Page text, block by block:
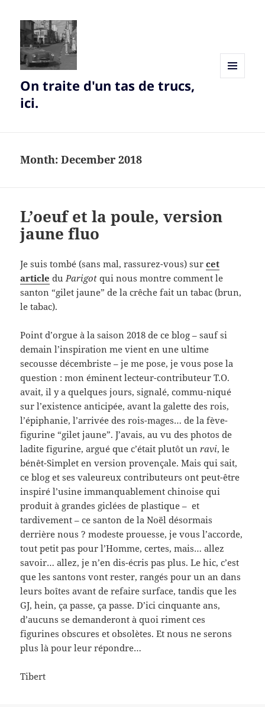
On traite d'un tas de trucs,
ici.
Month:December 2018
L’oeuf et la poule, version
jaune fluo
Je suis tombé (sans mal, rassurez-vous) surcet
article duParigot qui nous montre comment le
santon “gilet jaune” de la crêche fait un tabac (brun,
le tabac).
Point d’orgue à la saison 2018 de ce blog – sauf si
demain l’inspiration me vient en une ultime
secousse décembriste – je me pose, je vous pose la
question : mon éminent lecteur-contributeur T.O.
avait, il y a quelques jours, signalé, commu-niqué
sur l’existence anticipée, avant la galette des rois,
l’épiphanie, l’arrivée des rois-mages… de la fève-
figurine “gilet jaune”. J’avais, au vu des photos de
ladite figurine, argué que c’était plutôt unravi, le
bénêt-Simplet en version provençale. Mais qui sait,
ce blog et ses valeureux contributeurs ont peut-être
inspiré l’usine immanquablement chinoise qui
produit à grandes giclées de plastique – et
tardivement – ce santon de la Noël désormais
derrière nous ? modeste prouesse, je vous l’accorde,
tout petit pas pour l’Homme, certes, mais… allez
savoir… allez, je n’en dis-écris pas plus. Le hic, c’est
que les santons vont rester, rangés pour un an dans
leurs boîtes avant de refaire surface, tandis que les
GJ, hein, ça passe, ça passe. D’ici cinquante ans,
d’aucuns se demanderont à quoi riment ces
figurines obscures et obsolètes. Et nous ne serons
plus là pour leur répondre…
Tibert